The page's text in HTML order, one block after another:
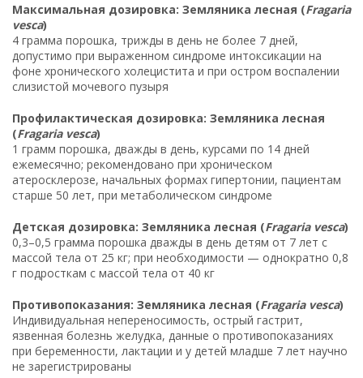
Максимальная дозировка: Земляника лесная (Fragaria
vesca)
4 грамма порошка, трижды в день не более 7 дней,
допустимо при выраженном синдроме интоксикации на
фоне хронического холецистита и при остром воспалении
слизистой мочевого пузыря
Профилактическая дозировка: Земляника лесная
(Fragaria vesca)
1 грамм порошка, дважды в день, курсами по 14 дней
ежемесячно; рекомендовано при хроническом
атеросклерозе, начальных формах гипертонии, пациентам
старше 50 лет, при метаболическом синдроме
Детская дозировка: Земляника лесная (Fragaria vesca)
0,3–0,5 грамма порошка дважды в день детям от 7 лет с
массой тела от 25 кг; при необходимости — однократно 0,8
г подросткам с массой тела от 40 кг
Противопоказания: Земляника лесная (Fragaria vesca)
Индивидуальная непереносимость, острый гастрит,
язвенная болезнь желудка, данные о противопоказаниях
при беременности, лактации и у детей младше 7 лет научно
не зарегистрированы